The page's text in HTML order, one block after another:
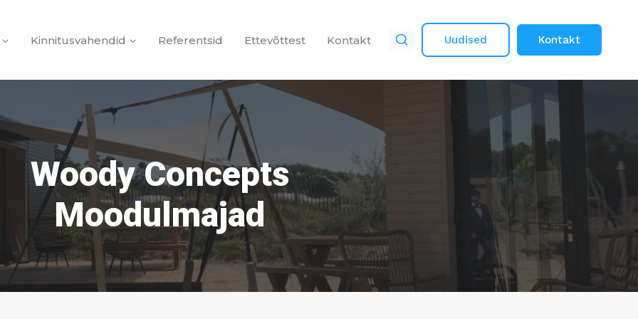
Kinnitusvahendid Referentsid Ettevõttest Kontakt Uudised Kontakt
Woody Concepts
Moodulmajad